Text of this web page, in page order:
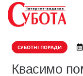
СУБОТНІ ПОРАДИ
Квасимо